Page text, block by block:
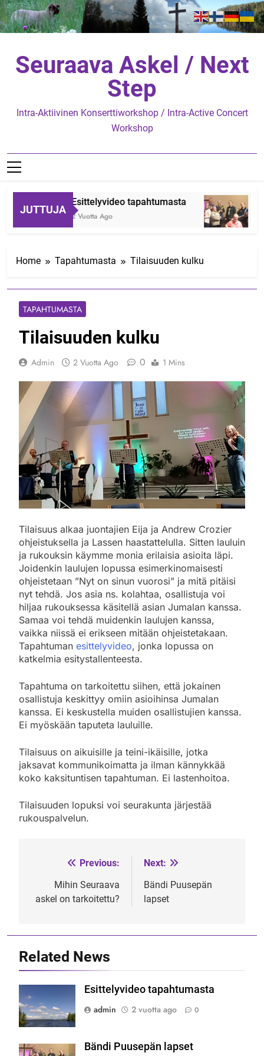
Skip
to
content
Seuraava Askel / Next
Step
Intra-Aktiivinen Konserttiworkshop / Intra-Active Concert
Workshop
JUTTUJA
Esittelyvideo tapahtumasta
2 Vuotta Ago
Home Tapahtumasta Tilaisuuden kulku
TAPAHTUMASTA
Tilaisuuden kulku
Admin 2 Vuotta Ago 0 1 Mins
Tilaisuus alkaa juontajien Eija ja Andrew Crozier
ohjeistuksella ja Lassen haastattelulla. Sitten lauluin
ja rukouksin käymme monia erilaisia asioita läpi.
Joidenkin laulujen lopussa esimerkinomaisesti
ohjeistetaan ”Nyt on sinun vuorosi” ja mitä pitäisi
nyt tehdä. Jos asia ns. kolahtaa, osallistuja voi
hiljaa rukouksessa käsitellä asian Jumalan kanssa.
Samaa voi tehdä muidenkin laulujen kanssa,
vaikka niissä ei erikseen mitään ohjeistetakaan.
Tapahtuman esittelyvideo, jonka lopussa on
katkelmia esitystallenteesta.
Tapahtuma on tarkoitettu siihen, että jokainen
osallistuja keskittyy omiin asioihinsa Jumalan
kanssa. Ei keskustella muiden osallistujien kanssa.
Ei myöskään taputeta lauluille.
Tilaisuus on aikuisille ja teini-ikäisille, jotka
jaksavat kommunikoimatta ja ilman kännykkää
koko kaksituntisen tapahtuman. Ei lastenhoitoa.
Tilaisuuden lopuksi voi seurakunta järjestää
rukouspalvelun.
Artikkelien
selaus
Previous:
Mihin Seuraava
askel on tarkoitettu?
Next:
Bändi Puusepän
lapset
Related News
Esittelyvideo tapahtumasta
admin
2 vuotta ago 0
Bändi Puusepän lapset